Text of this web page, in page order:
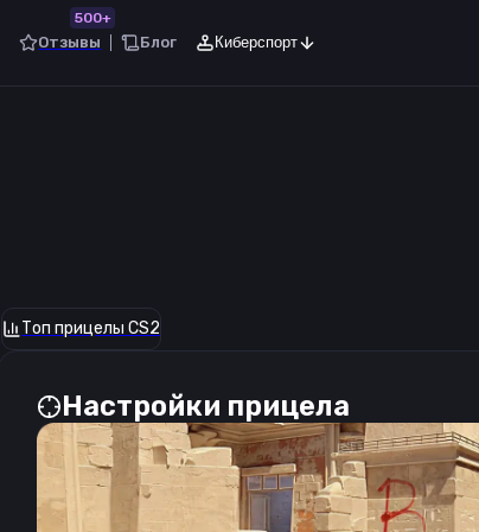
Отзывы
500+
Блог Киберспорт
Топ прицелы CS2
Настройки прицела